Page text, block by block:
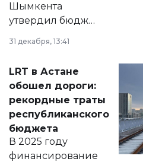
Шымкента
утвердил бюджет
города на 2026–
2028 годы.
документ
появился в базе
нормативных
правовых актов и
на сайте маслихат
города.
31 декабря, 13:41
LRT в Астане
обошел дороги:
рекордные траты
республиканского
бюджета
В 2025 году
финансирование